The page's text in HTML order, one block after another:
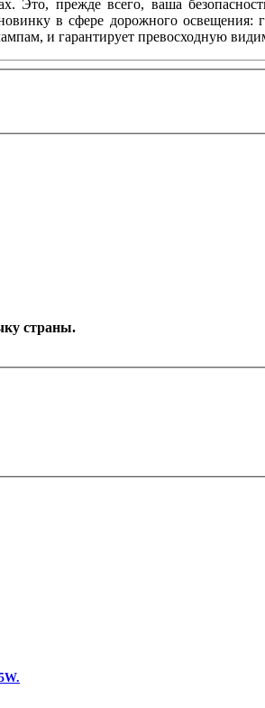
Это, прежде всего, ваша
в сфере дорожного
и гарантирует превосходную
страны.